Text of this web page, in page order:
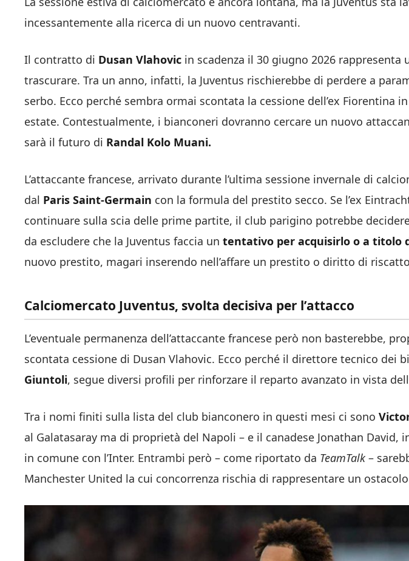
incessantemente alla ricerca di un nuovo centravanti.
Il contratto di Dusan Vlahovic in scadenza il 30 giugno 2026 rappresenta
trascurare. Tra un anno, infatti, la Juventus rischierebbe di perdere a
serbo. Ecco perché sembra ormai scontata la cessione dell’ex Fiorentina
estate. Contestualmente, i bianconeri dovranno cercare un nuovo
sarà il futuro di Randal Kolo Muani.
L’attaccante francese, arrivato durante l’ultima sessione invernale di
dal Paris Saint-Germain con la formula del prestito secco. Se l’ex
continuare sulla scia delle prime partite, il club parigino potrebbe
da escludere che la Juventus faccia un tentativo per acquisirlo o a titolo
nuovo prestito, magari inserendo nell’affare un prestito o diritto di
Calciomercato Juventus, svolta decisiva per l’attacco
L’eventuale permanenza dell’attaccante francese però non basterebbe,
scontata cessione di Dusan Vlahovic. Ecco perché il direttore tecnico dei
Giuntoli, segue diversi profili per rinforzare il reparto avanzato in vista
Tra i nomi finiti sulla lista del club bianconero in questi mesi ci sono
al Galatasaray ma di proprietà del Napoli – e il canadese Jonathan David,
in comune con l’Inter. Entrambi però – come riportato da TeamTalk –
Manchester United la cui concorrenza rischia di rappresentare un